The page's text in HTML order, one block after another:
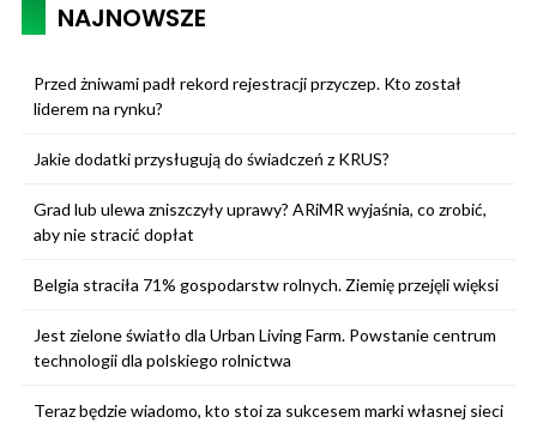
NAJNOWSZE
Przed żniwami padł rekord rejestracji przyczep. Kto został
liderem na rynku?
Jakie dodatki przysługują do świadczeń z KRUS?
Grad lub ulewa zniszczyły uprawy? ARiMR wyjaśnia, co zrobić,
aby nie stracić dopłat
Belgia straciła 71% gospodarstw rolnych. Ziemię przejęli więksi
Jest zielone światło dla Urban Living Farm. Powstanie centrum
technologii dla polskiego rolnictwa
Teraz będzie wiadomo, kto stoi za sukcesem marki własnej sieci